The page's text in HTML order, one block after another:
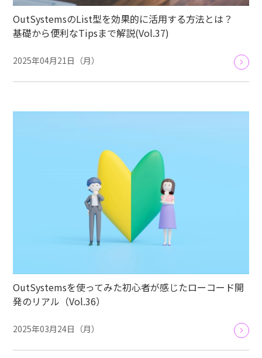
OutSystemsのList型を効果的に活用する方法とは？
基礎から便利なTipsまで解説(Vol.37)
2025年04月21日（月）
OutSystemsを使ってみた初心者が感じたローコード開
発のリアル（Vol.36）
2025年03月24日（月）